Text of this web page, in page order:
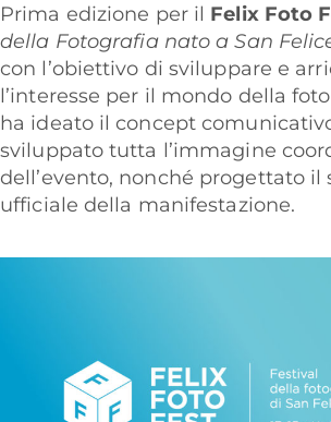
Prima edizione per il Felix Foto
della Fotografia nato a San
con l’obiettivo di sviluppare e
l’interesse per il mondo della
ha ideato il concept
sviluppato tutta l’immagine
dell’evento, nonché progettato il
ufficiale della manifestazione.